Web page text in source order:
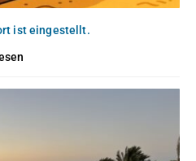
ist eingestellt.